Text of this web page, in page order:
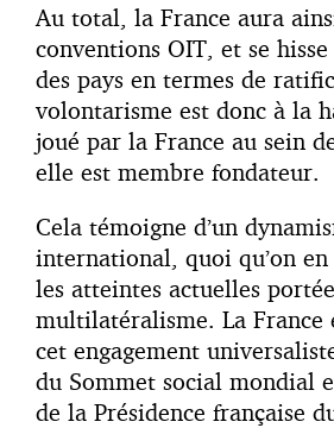
Au total, la France aura
conventions OIT, et se
des pays en termes de
volontarisme est donc à la
joué par la France au sein
elle est membre fondateur.
Cela témoigne d’un
international, quoi qu’on
les atteintes actuelles
multilatéralisme. La France
cet engagement
du Sommet social mondial
de la Présidence française